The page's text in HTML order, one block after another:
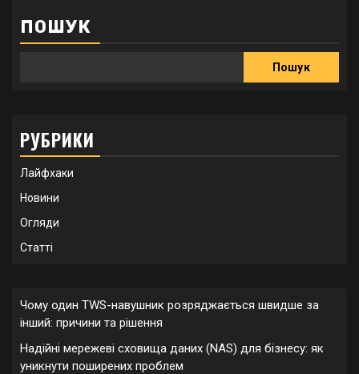
ПОШУК
Пошук
РУБРИКИ
Лайфхаки
Новини
Огляди
Статті
Чому один TWS-навушник розряджається швидше за
інший: причини та рішення
Надійні мережеві сховища даних (NAS) для бізнесу: як
уникнути поширених проблем